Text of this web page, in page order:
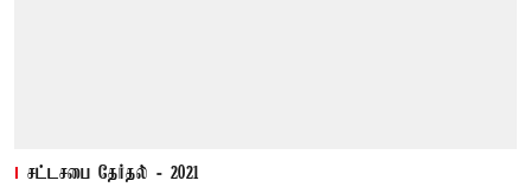
சட்டசபை தேர்தல் - 2021